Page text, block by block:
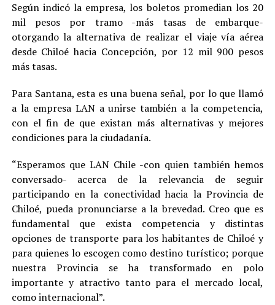
Según indicó la empresa, los boletos promedian los 20
mil pesos por tramo -más tasas de embarque-
otorgando la alternativa de realizar el viaje vía aérea
desde Chiloé hacia Concepción, por 12 mil 900 pesos
más tasas.
Para Santana, esta es una buena señal, por lo que llamó
a la empresa LAN a unirse también a la competencia,
con el fin de que existan más alternativas y mejores
condiciones para la ciudadanía.
“Esperamos que LAN Chile -con quien también hemos
conversado- acerca de la relevancia de seguir
participando en la conectividad hacia la Provincia de
Chiloé, pueda pronunciarse a la brevedad. Creo que es
fundamental que exista competencia y distintas
opciones de transporte para los habitantes de Chiloé y
para quienes lo escogen como destino turístico; porque
nuestra Provincia se ha transformado en polo
importante y atractivo tanto para el mercado local,
como internacional”.